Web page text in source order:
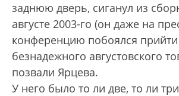
заднюю дверь, сиганул из
августе 2003-го (он даже на
конференцию побоялся прийти
безнадежного августовского
позвали Ярцева.
У него было то ли две, то ли